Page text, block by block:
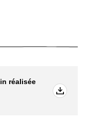
réalisée